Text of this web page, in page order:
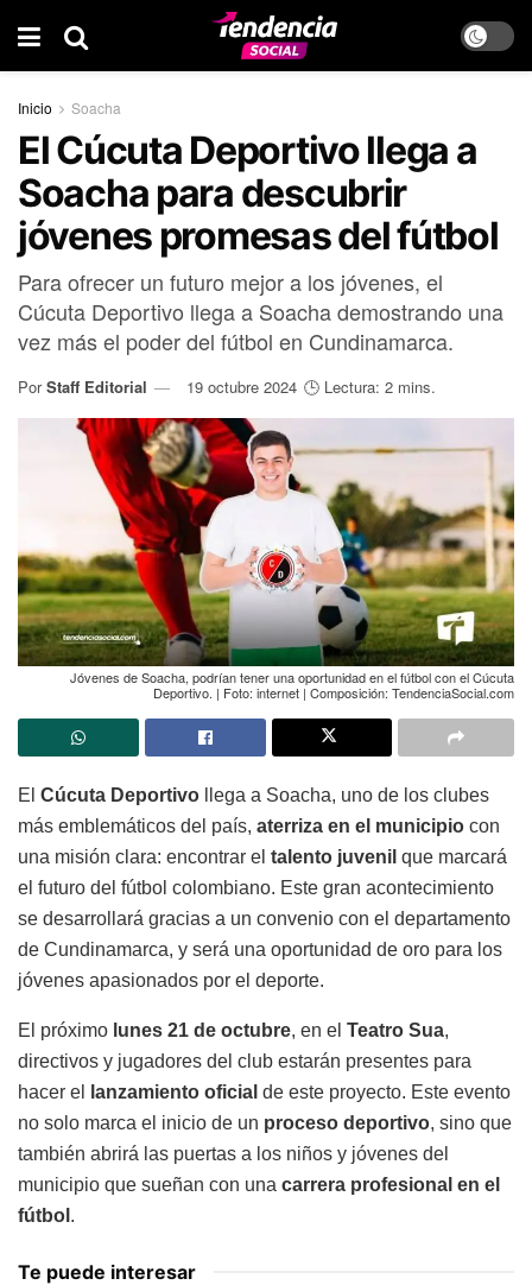
Inicio Soacha
El Cúcuta Deportivo llega a
Soacha para descubrir
jóvenes promesas del fútbol
Para ofrecer un futuro mejor a los jóvenes, el
Cúcuta Deportivo llega a Soacha demostrando una
vez más el poder del fútbol en Cundinamarca.
Por Staff Editorial 19 octubre 2024 🕒 Lectura: 2 mins.
Jóvenes de Soacha, podrían tener una oportunidad en el fútbol con el Cúcuta
Deportivo. | Foto: internet | Composición: TendenciaSocial.com
El Cúcuta Deportivo llega a Soacha, uno de los clubes
más emblemáticos del país, aterriza en el municipio con
una misión clara: encontrar el talento juvenil que marcará
el futuro del fútbol colombiano. Este gran acontecimiento
se desarrollará gracias a un convenio con el departamento
de Cundinamarca, y será una oportunidad de oro para los
jóvenes apasionados por el deporte.
El próximo lunes 21 de octubre, en el Teatro Sua,
directivos y jugadores del club estarán presentes para
hacer el
lanzamiento oficial de este proyecto. Este evento
no solo marca el inicio de un proceso deportivo, sino que
también abrirá las puertas a los niños y jóvenes del
municipio que sueñan con una carrera profesional en el
fútbol .
Te puede interesar